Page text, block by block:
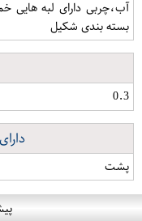
بسته بندی شکیل
0.3
پشت